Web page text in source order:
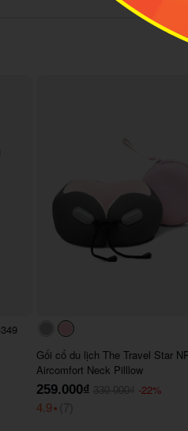
#acacac
#ffc0cb
Gối cổ du lịch The Travel Star
Aircomfort Neck Pilllow
259.000₫ 330.000₫ -22%
4.9⭑ (7)